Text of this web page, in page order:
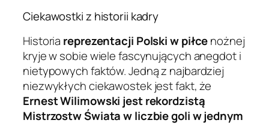
Ciekawostki z historii kadry
Historia reprezentacji Polski w piłcenożnej
kryje w sobie wiele fascynujących anegdot i
nietypowych faktów. Jedną z najbardziej
niezwykłych ciekawostek jest fakt, że
Ernest Wilimowski jest rekordzistą
Mistrzostw Świata w liczbie goli w jednym